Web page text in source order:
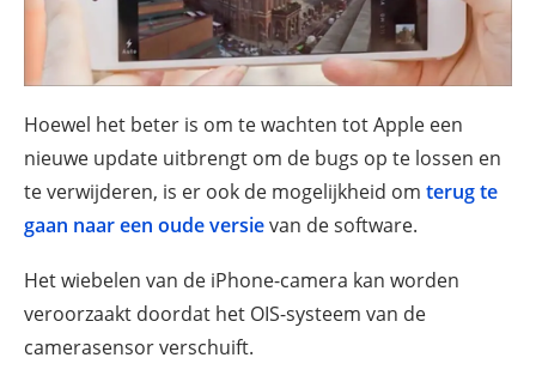
Hoewel het beter is om te wachten tot Apple een
nieuwe update uitbrengt om de bugs op te lossen en
te verwijderen, is er ook de mogelijkheid om terug te
gaan naar een oude versievan de software.
Het wiebelen van de iPhone-camera kan worden
veroorzaakt doordat het OIS-systeem van de
camerasensor verschuift.